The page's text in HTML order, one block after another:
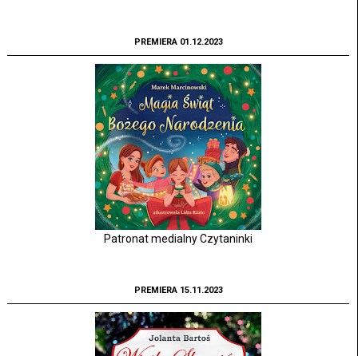
PREMIERA 01.12.2023
Patronat medialny Czytaninki
PREMIERA 15.11.2023